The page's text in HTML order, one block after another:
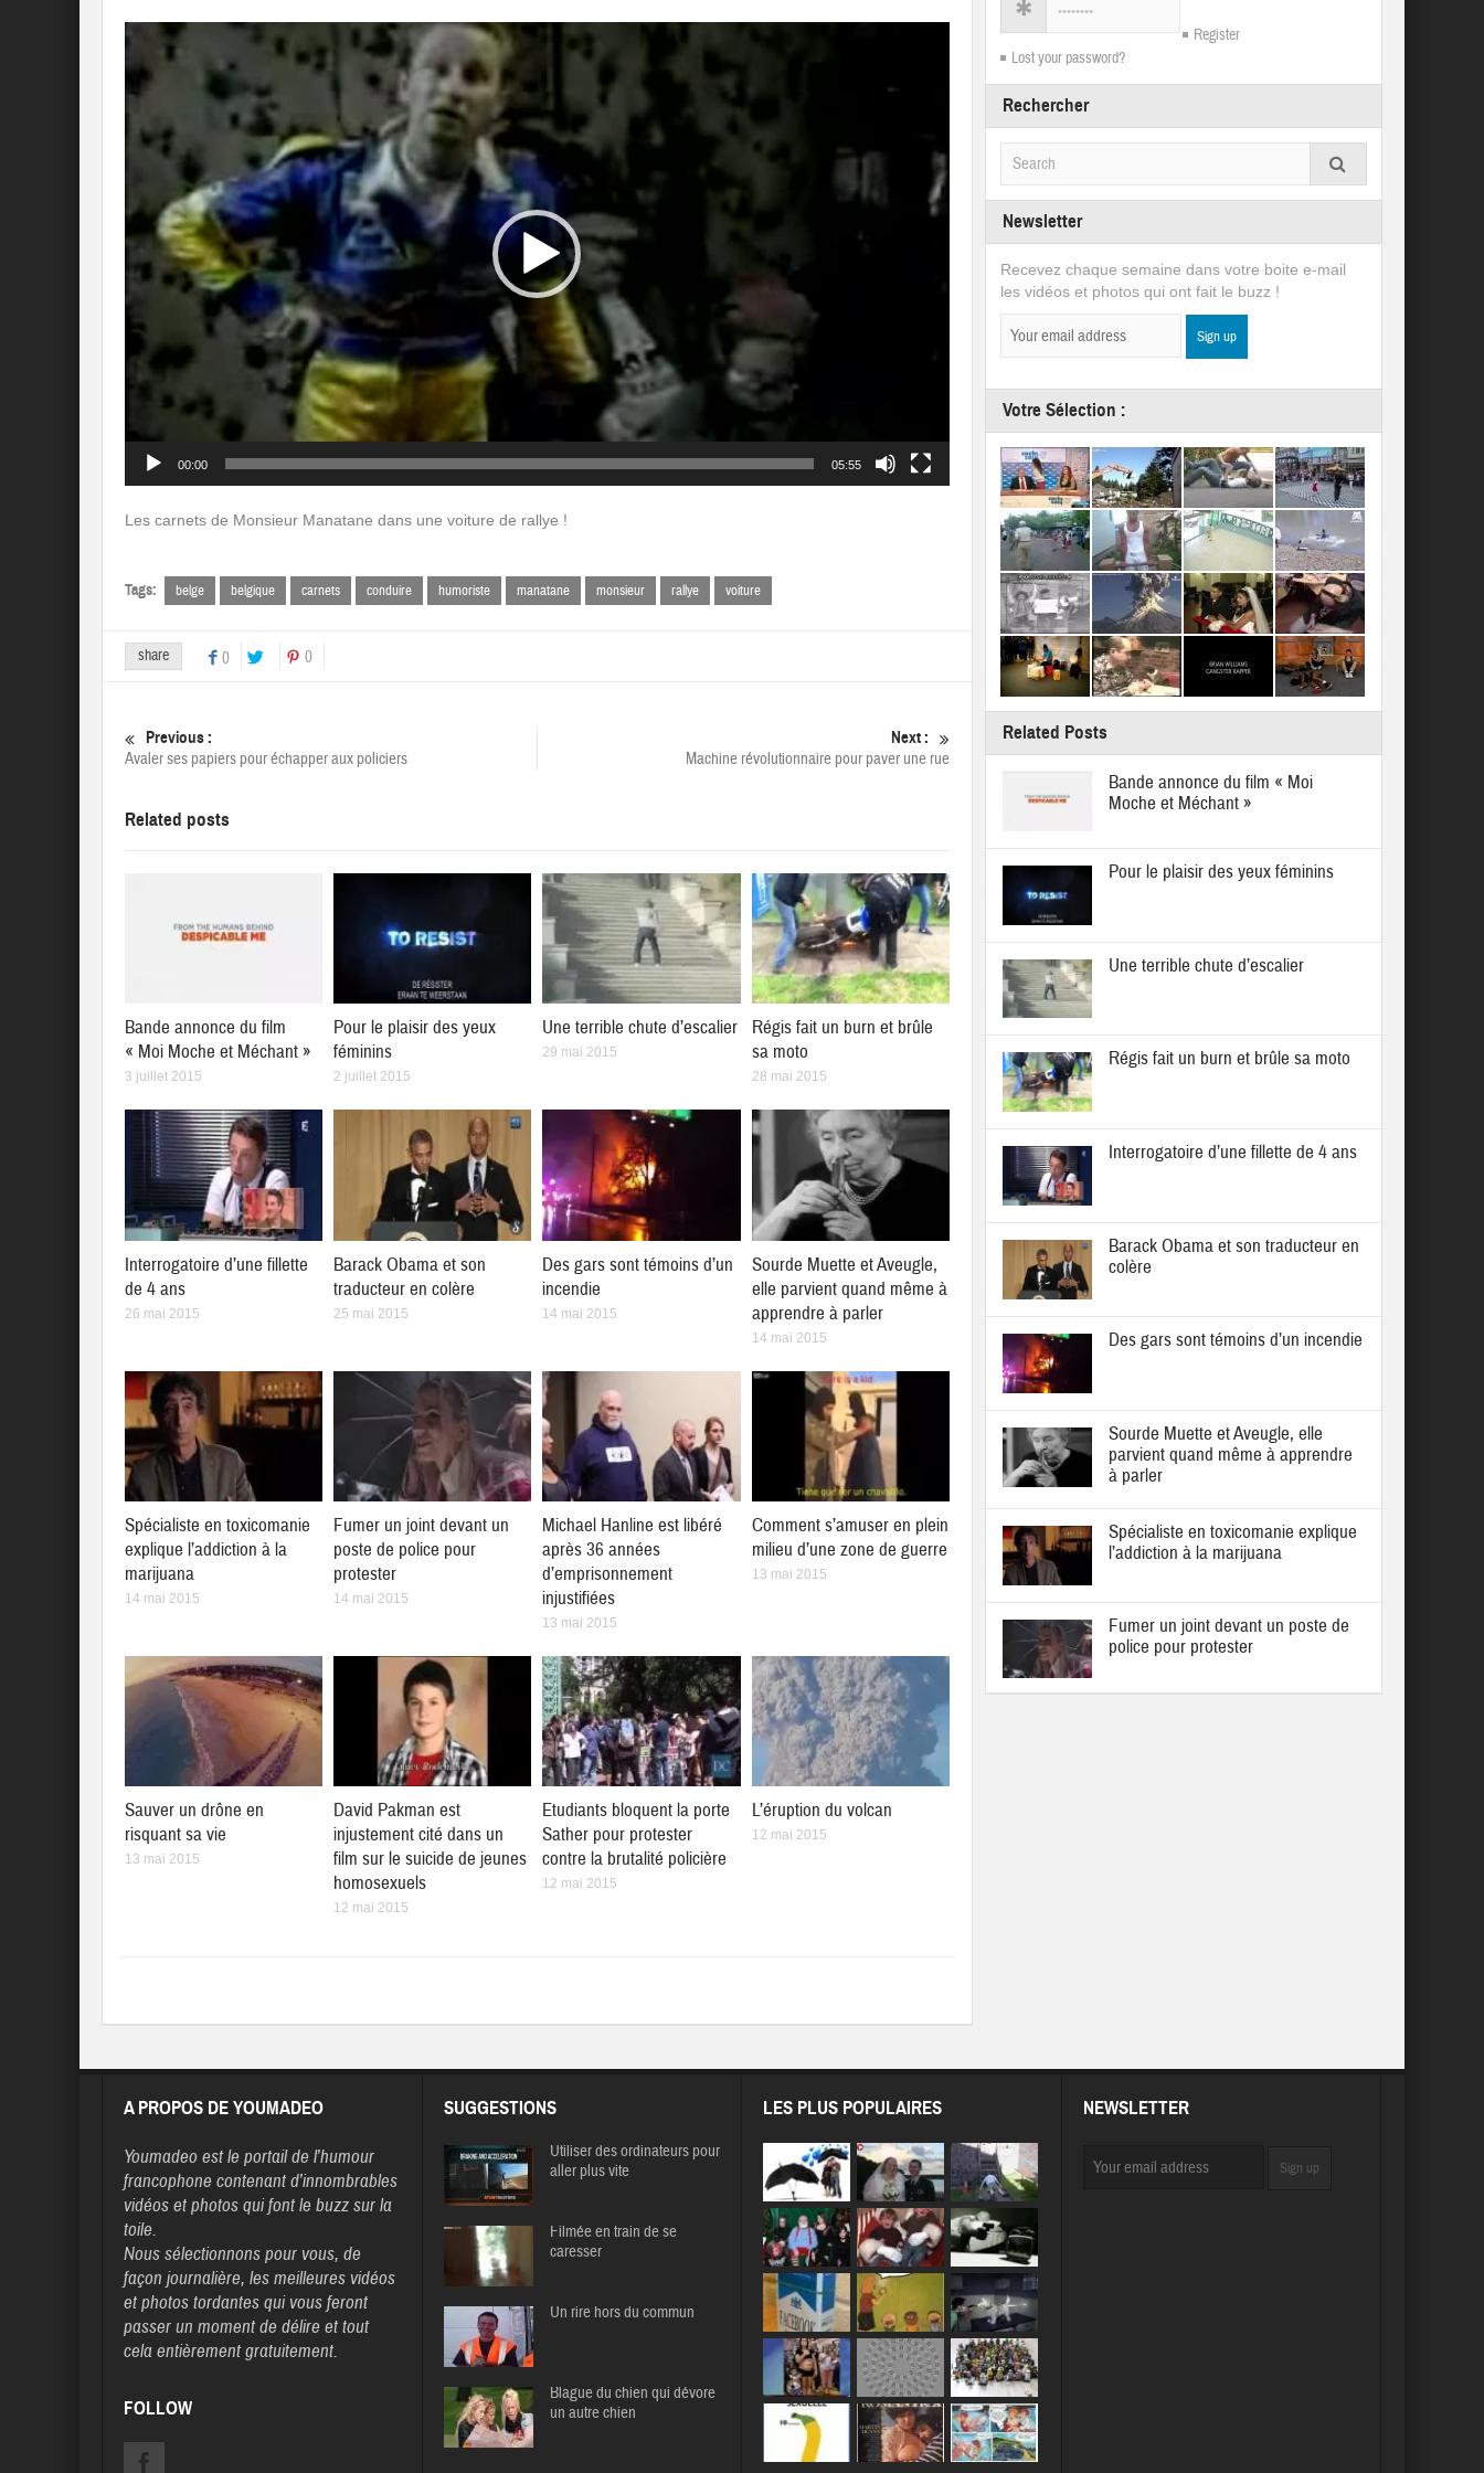
Lecteur
00:00 05:55
Les carnets de Monsieur Manatane dans une voiture de rallye !
Tags: belge belgique carnets conduire humoriste manatane monsieur rallye voiture
share 0 0
Previous :
Avaler ses papiers pour échapper aux policiers
Next :
Machine révolutionnaire pour paver une rue
Related posts
Bande annonce du film
« Moi Moche et Méchant »
3 juillet 2015
Pour le plaisir des yeux
féminins
2 juillet 2015
Une terrible chute d’escalier
29 mai 2015
Régis fait un burn et brûle
sa moto
28 mai 2015
Interrogatoire d’une fillette
de 4 ans
26 mai 2015
Barack Obama et son
traducteur en colère
25 mai 2015
Des gars sont témoins d’un
incendie
14 mai 2015
Sourde Muette et Aveugle,
elle parvient quand même à
apprendre à parler
14 mai 2015
Spécialiste en toxicomanie
explique l’addiction à la
marijuana
14 mai 2015
Fumer un joint devant un
poste de police pour
protester
14 mai 2015
Michael Hanline est libéré
après 36 années
d’emprisonnement
injustifiées
13 mai 2015
Comment s’amuser en plein
milieu d’une zone de guerre
13 mai 2015
Sauver un drône en
risquant sa vie
13 mai 2015
David Pakman est
injustement cité dans un
film sur le suicide de jeunes
homosexuels
12 mai 2015
Etudiants bloquent la porte
Sather pour protester
contre la brutalité policière
12 mai 2015
L’éruption du volcan
12 mai 2015
Register
Lost your password?
Rechercher
Newsletter
Recevez chaque semaine dans votre boite e-mail
les vidéos et photos qui ont fait le buzz !
Votre Sélection :
Related Posts
Bande annonce du film « Moi
Moche et Méchant »
Pour le plaisir des yeux féminins
Une terrible chute d’escalier
Régis fait un burn et brûle sa moto
Interrogatoire d’une fillette de 4 ans
Barack Obama et son traducteur en
colère
Des gars sont témoins d’un incendie
Sourde Muette et Aveugle, elle
parvient quand même à apprendre
à parler
Spécialiste en toxicomanie explique
l’addiction à la marijuana
Fumer un joint devant un poste de
police pour protester
A PROPOS DE YOUMADEO
Youmadeo est le portail de l’humour
francophone contenant d’innombrables
vidéos et photos qui font le buzz sur la
toile.
Nous sélectionnons pour vous, de
façon journalière, les meilleures vidéos
et photos tordantes qui vous feront
passer un moment de délire et tout
cela entièrement gratuitement.
FOLLOW
SUGGESTIONS
Utiliser des ordinateurs pour
aller plus vite
Filmée en train de se
caresser
Un rire hors du commun
Blague du chien qui dévore
un autre chien
LES PLUS POPULAIRES NEWSLETTER